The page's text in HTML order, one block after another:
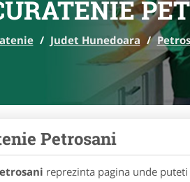
/ Judet Hunedoara /
Petrosani
reprezinta pagina unde